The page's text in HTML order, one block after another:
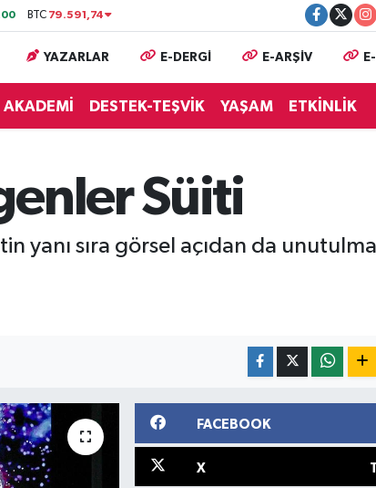
BTC 79.591,74
YAZARLAR E-DERGİ E-ARŞİV
AKADEMİ DESTEK-TEŞVİK YAŞAM ETKİNLİK
Süiti
yanı sıra görsel açıdan da
FACEBOOK
X